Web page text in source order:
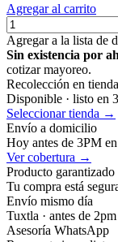
Agregar al carrito
Agregar a la lista de
Sin existencia por
cotizar mayoreo.
Recolección en tienda
Disponible · listo en
Seleccionar tienda →
Envío a domicilio
Hoy antes de 3PM
Ver cobertura →
Producto garantizado
Tu compra está
Envío mismo día
Tuxtla · antes de 2pm
Asesoría WhatsApp